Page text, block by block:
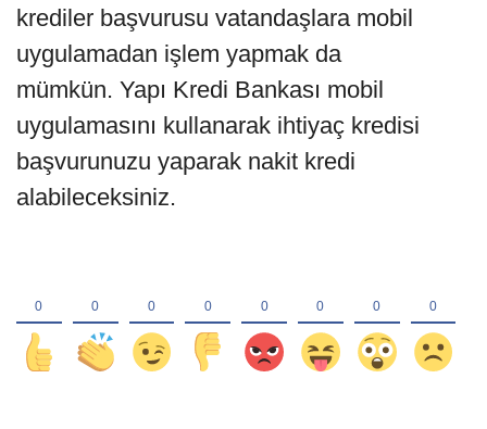
krediler başvurusu vatandaşlara mobil
uygulamadan işlem yapmak da
mümkün. Yapı Kredi Bankası mobil
uygulamasını kullanarak ihtiyaç kredisi
başvurunuzu yaparak nakit kredi
alabileceksiniz.